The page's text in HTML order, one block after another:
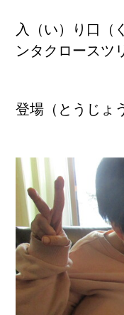
入（い）り口（
ンタクロースツ
登場（とうじょ